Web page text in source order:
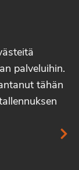
palveluihin.
tähän